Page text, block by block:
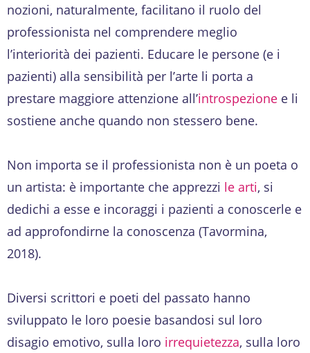
nozioni, naturalmente, facilitano il ruolo del
professionista nel comprendere meglio
l’interiorità dei pazienti. Educare le persone (e i
pazienti) alla sensibilità per l’arte li porta a
prestare maggiore attenzione all’introspezione e li
sostiene anche quando non stessero bene.
Non importa se il professionista non è un poeta o
un artista: è importante che apprezzi le arti, si
dedichi a esse e incoraggi i pazienti a conoscerle e
ad approfondirne la conoscenza (Tavormina,
2018).
Diversi scrittori e poeti del passato hanno
sviluppato le loro poesie basandosi sul loro
disagio emotivo, sulla loro irrequietezza, sulla loro